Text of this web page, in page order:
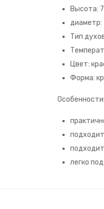
Высота:
диаметр:
Тип
Цвет:
Форма:
Особенности:
легко